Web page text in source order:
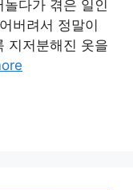
다가 겪은 일인
버려서 정말이
지저분해진 옷을